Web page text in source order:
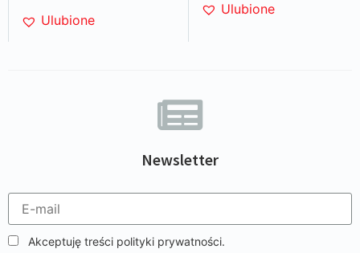
Newsletter
Akceptuję treści polityki prywatności.
Ulubione
Ulubione